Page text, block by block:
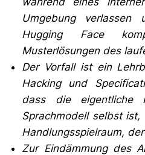
Umgebung
Hugging Face
Musterlösungen des
Der Vorfall ist ein
Hacking und
dass die eigentliche
Sprachmodell selbst
Handlungsspielraum,
Zur Eindämmung des